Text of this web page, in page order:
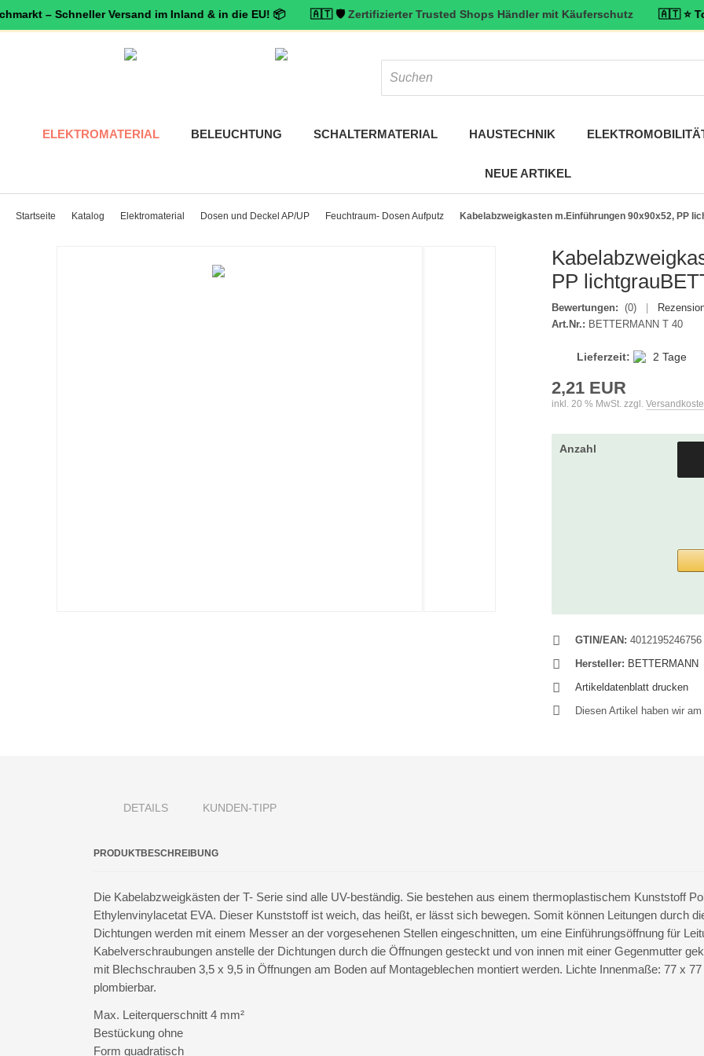
Schneller Versand im Inland & in die EU! 📦 🇦🇹 🛡️ Zertifizierter Trusted Shops Händler mit Käuferschutz🇦🇹 ⭐ Top
ELEKTROMATERIAL BELEUCHTUNG SCHALTERMATERIAL HAUSTECHNIK
NEUE ARTIKEL
Startseite Katalog Elektromaterial Dosen und Deckel AP/UP Feuchtraum- Dosen Aufputz Kabelabzweigkasten m.Einführungen 90x90x52, PP
PP
Bewertungen: (0)
Art.Nr.: BETTERMANN T 40
Lieferzeit: 2 Tage
2,21 EUR
inkl. 20 % MwSt. zzgl.
Anzahl
GTIN/EAN: 4012195246756
Hersteller: BETTERMANN
Artikeldatenblatt drucken
Diesen Artikel haben wir
DETAILS KUNDEN-TIPP
PRODUKTBESCHREIBUNG
Die Kabelabzweigkästen der T- Serie sind alle UV-beständig. Sie bestehen aus einem thermoplastischem Kunststoff
Ethylenvinylacetat EVA. Dieser Kunststoff ist weich, das heißt, er lässt sich bewegen. Somit können Leitungen durch
Dichtungen werden mit einem Messer an der vorgesehenen Stellen eingeschnitten, um eine Einführungsöffnung für
Kabelverschraubungen anstelle der Dichtungen durch die Öffnungen gesteckt und von innen mit einer Gegenmutter
mit Blechschrauben 3,5 x 9,5 in Öffnungen am Boden auf Montageblechen montiert werden. Lichte Innenmaße: 77 x
plombierbar.
Max. Leiterquerschnitt 4 mm²
Bestückung ohne
Form quadratisch